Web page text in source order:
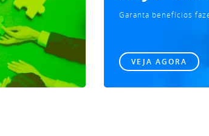
Garanta benefícios
VEJA AGORA